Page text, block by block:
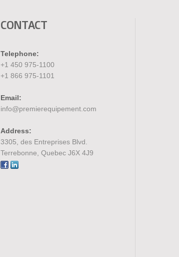
CONTACT
Telephone:
+1 450 975-1100
+1 866 975-1101
Email:
info@premierequipement.com
Address:
3305, des Entreprises Blvd.
Terrebonne, Quebec J6X 4J9